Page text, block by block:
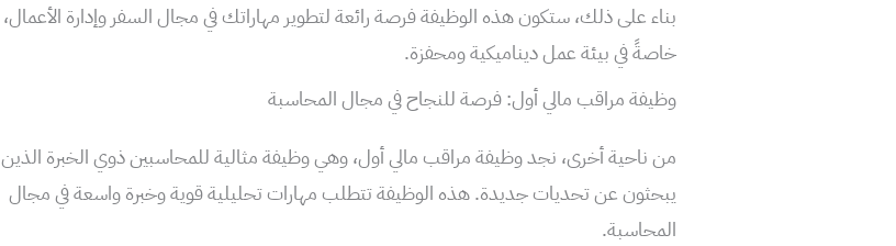
بناء على ذلك، ستكون هذه الوظيفة فرصة رائعة لتطوير مهاراتك في مجال السفر وإدارة الأعمال،
خاصةً في بيئة عمل ديناميكية ومحفزة.
وظيفة مراقب مالي أول: فرصة للنجاح في مجال المحاسبة
من ناحية أخرى، نجد وظيفة مراقب مالي أول، وهي وظيفة مثالية للمحاسبين ذوي الخبرة الذين
يبحثون عن تحديات جديدة. هذه الوظيفة تتطلب مهارات تحليلية قوية وخبرة واسعة في مجال
المحاسبة.